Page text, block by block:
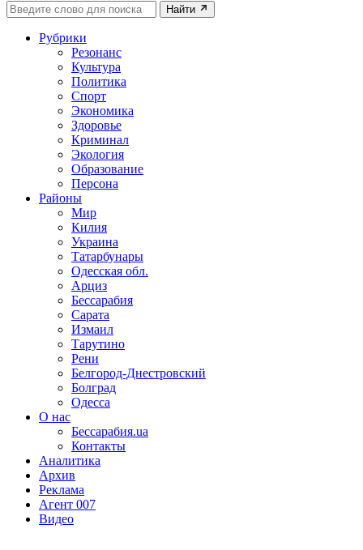
Найти
Рубрики
Резонанс
Культура
Политика
Спорт
Экономика
Здоровье
Криминал
Экология
Образование
Персона
Районы
Мир
Килия
Украина
Татарбунары
Одесская обл.
Арциз
Бессарабия
Сарата
Измаил
Тарутино
Рени
Белгород-Днестровский
Болград
Одесса
О нас
Бессарабия.ua
Контакты
Аналитика
Архив
Реклама
Агент 007
Видео